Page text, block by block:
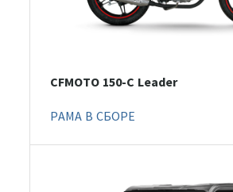
CFMOTO 150-C Leader
РАМА В СБОРЕ